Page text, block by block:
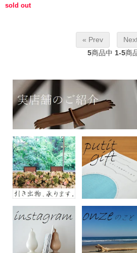
sold out
« Prev
5商品中 1-5商